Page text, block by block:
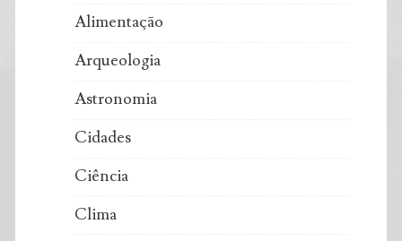
Alimentação
Arqueologia
Astronomia
Cidades
Ciência
Clima